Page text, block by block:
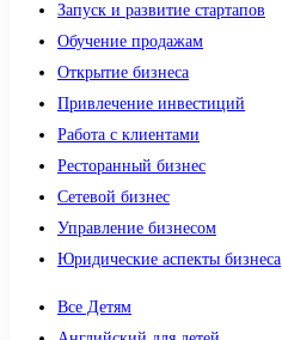
Запуск и развитие стартапов
Обучение продажам
Открытие бизнеса
Привлечение инвестиций
Работа с клиентами
Ресторанный бизнес
Сетевой бизнес
Управление бизнесом
Юридические аспекты бизнеса
Все Детям